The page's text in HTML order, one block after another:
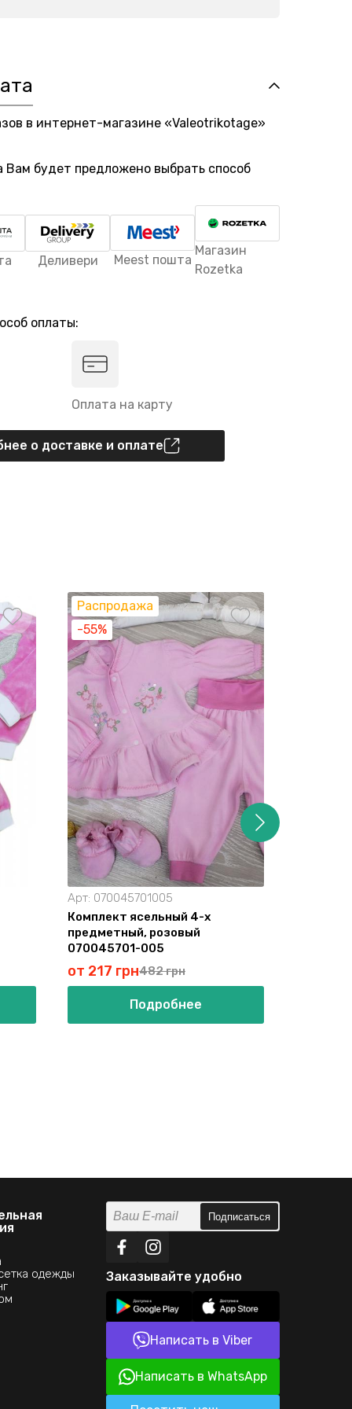
в интернет-магазине «Valeotrikotage»
Вам будет предложено выбрать способ
Деливери Meest пошта
Магазин
Rozetka
оплаты:
Оплата на карту
о доставке и оплате
Распродажа
-55%
Арт: 070045701005
Комплект ясельный 4-х
предметный, розовый
070045701-005
от 217 грн482 грн
Подробнее
одежды
Подписаться
Заказывайте удобно
Написать в Viber
Написать в WhatsApp